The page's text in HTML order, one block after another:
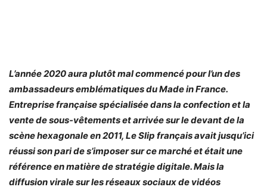
L’année 2020 aura plutôt mal commencé pour l’un des
ambassadeurs emblématiques du Made in France.
Entreprise française spécialisée dans la confection et la
vente de sous-vêtements et arrivée sur le devant de la
scène hexagonale en 2011, Le Slip français avait jusqu’ici
réussi son pari de s’imposer sur ce marché et était une
référence en matière de stratégie digitale. Mais la
diffusion virale sur les réseaux sociaux de vidéos